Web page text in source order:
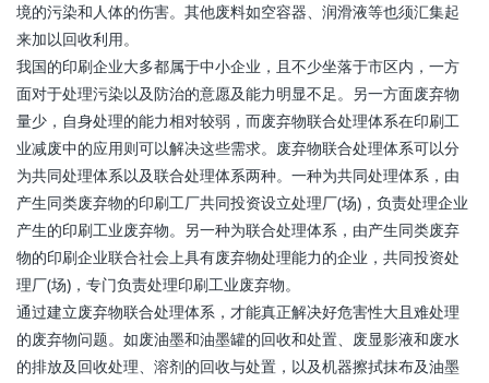
境的污染和人体的伤害。其他废料如空容器、润滑液等也须汇集起
来加以回收利用。
我国的印刷企业大多都属于中小企业，且不少坐落于市区内，一方
面对于处理污染以及防治的意愿及能力明显不足。另一方面废弃物
量少，自身处理的能力相对较弱，而废弃物联合处理体系在印刷工
业减废中的应用则可以解决这些需求。废弃物联合处理体系可以分
为共同处理体系以及联合处理体系两种。一种为共同处理体系，由
产生同类废弃物的印刷工厂共同投资设立处理厂(场)，负责处理企业
产生的印刷工业废弃物。另一种为联合处理体系，由产生同类废弃
物的印刷企业联合社会上具有废弃物处理能力的企业，共同投资处
理厂(场)，专门负责处理印刷工业废弃物。
通过建立废弃物联合处理体系，才能真正解决好危害性大且难处理
的废弃物问题。如废油墨和油墨罐的回收和处置、废显影液和废水
的排放及回收处理、溶剂的回收与处置，以及机器擦拭抹布及油墨